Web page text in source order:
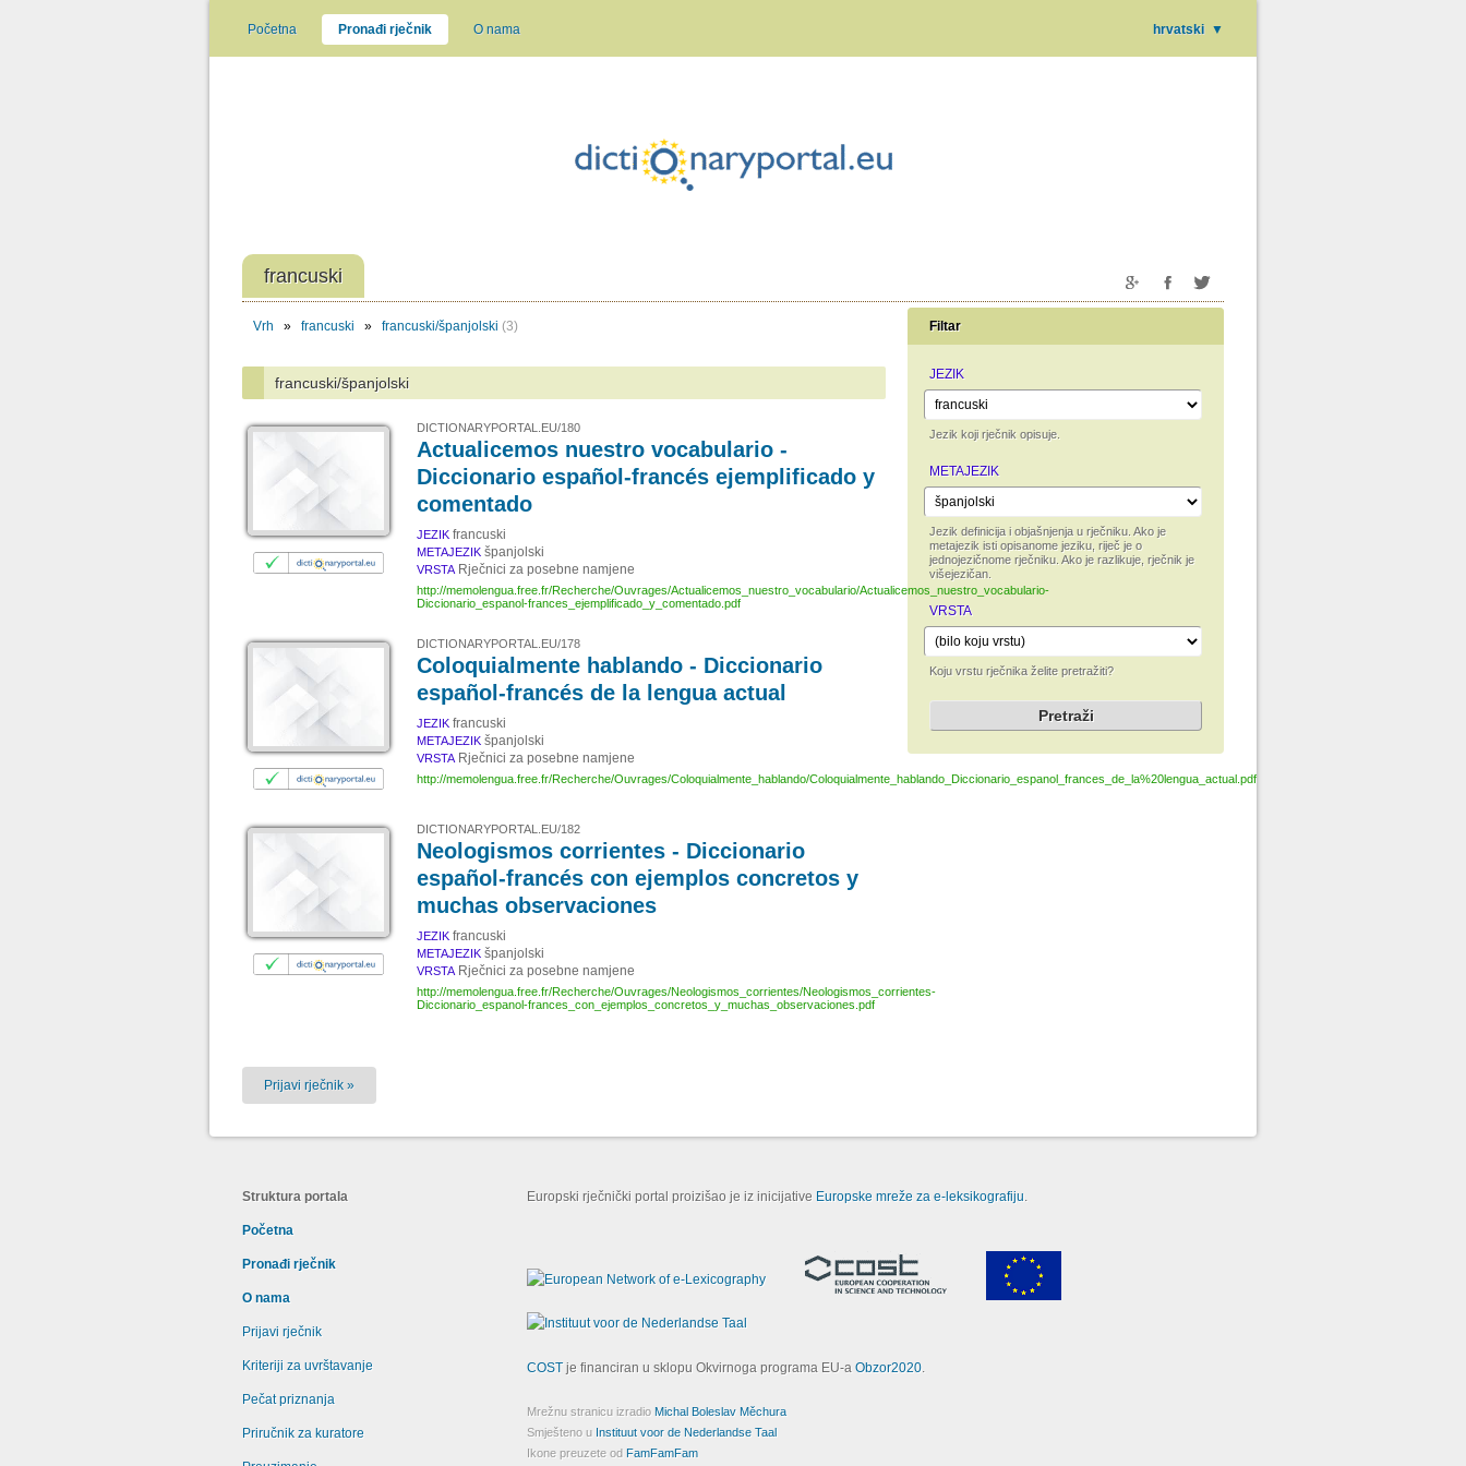
Početna Pronađi rječnik O nama hrvatski ▼
francuski
Filtar
JEZIK
Jezik koji rječnik opisuje.
METAJEZIK
Jezik definicija i objašnjenja u rječniku. Ako je
metajezik isti opisanome jeziku, riječ je o
jednojezičnome rječniku. Ako je razlikuje, rječnik je
višejezičan.
VRSTA
Koju vrstu rječnika želite pretražiti?
Vrh » francuski » francuski/španjolski (3)
francuski/španjolski
DICTIONARYPORTAL.EU/180
Actualicemos nuestro vocabulario -
Diccionario español-francés ejemplificado y
comentado
JEZIK francuski
METAJEZIK španjolski
VRSTA Rječnici za posebne namjene
http://memolengua.free.fr/Recherche/Ouvrages/Actualicemos_nuestro_vocabulario/Actualicemos_nuestro_vocabulario-
Diccionario_espanol-frances_ejemplificado_y_comentado.pdf
DICTIONARYPORTAL.EU/178
Coloquialmente hablando - Diccionario
español-francés de la lengua actual
JEZIK francuski
METAJEZIK španjolski
VRSTA Rječnici za posebne namjene
http://memolengua.free.fr/Recherche/Ouvrages/Coloquialmente_hablando/Coloquialmente_hablando_Diccionario_espanol_frances_de_la%20lengua_actual.pdf
DICTIONARYPORTAL.EU/182
Neologismos corrientes - Diccionario
español-francés con ejemplos concretos y
muchas observaciones
JEZIK francuski
METAJEZIK španjolski
VRSTA Rječnici za posebne namjene
http://memolengua.free.fr/Recherche/Ouvrages/Neologismos_corrientes/Neologismos_corrientes-
Diccionario_espanol-frances_con_ejemplos_concretos_y_muchas_observaciones.pdf
Prijavi rječnik »
Struktura portala
Početna
Pronađi rječnik
O nama
Prijavi rječnik
Kriteriji za uvrštavanje
Pečat priznanja
Priručnik za kuratore
Europski rječnički portal proizišao je iz inicijative Europske mreže za e-leksikografiju.
COSTje financiran u sklopu Okvirnoga programa EU-a Obzor2020.
Mrežnu stranicu izradio Michal Boleslav Měchura
Smješteno u Instituut voor de Nederlandse Taal
Ikone preuzete od FamFamFam